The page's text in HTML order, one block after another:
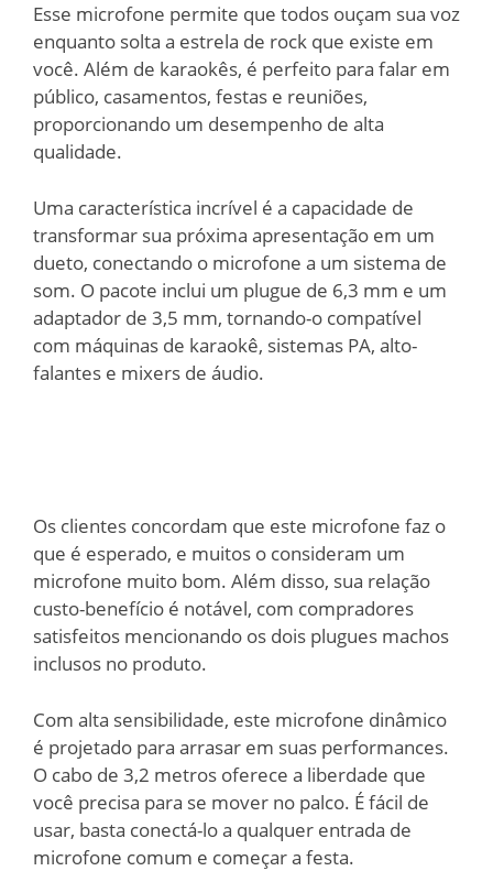
Esse microfone permite que todos ouçam sua voz
enquanto solta a estrela de rock que existe em
você. Além de karaokês, é perfeito para falar em
público, casamentos, festas e reuniões,
proporcionando um desempenho de alta
qualidade.
Uma característica incrível é a capacidade de
transformar sua próxima apresentação em um
dueto, conectando o microfone a um sistema de
som. O pacote inclui um plugue de 6,3 mm e um
adaptador de 3,5 mm, tornando-o compatível
com máquinas de karaokê, sistemas PA, alto-
falantes e mixers de áudio.
Os clientes concordam que este microfone faz o
que é esperado, e muitos o consideram um
microfone muito bom. Além disso, sua relação
custo-benefício é notável, com compradores
satisfeitos mencionando os dois plugues machos
inclusos no produto.
Com alta sensibilidade, este microfone dinâmico
é projetado para arrasar em suas performances.
O cabo de 3,2 metros oferece a liberdade que
você precisa para se mover no palco. É fácil de
usar, basta conectá-lo a qualquer entrada de
microfone comum e começar a festa.